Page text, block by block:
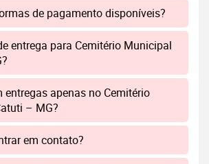
de pagamento disponíveis?
entrega para Cemitério Municipal
entregas apenas no Cemitério
– MG?
em contato?